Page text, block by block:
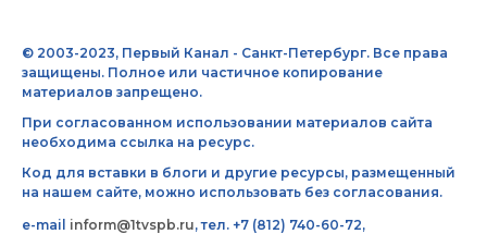
© 2003-2023, Первый Канал - Санкт-Петербург. Все права
защищены. Полное или частичное копирование
материалов запрещено.
При согласованном использовании материалов сайта
необходима ссылка на ресурс.
Код для вставки в блоги и другие ресурсы, размещенный
на нашем сайте, можно использовать без согласования.
e-mail inform@1tvspb.ru, тел. +7 (812) 740-60-72,